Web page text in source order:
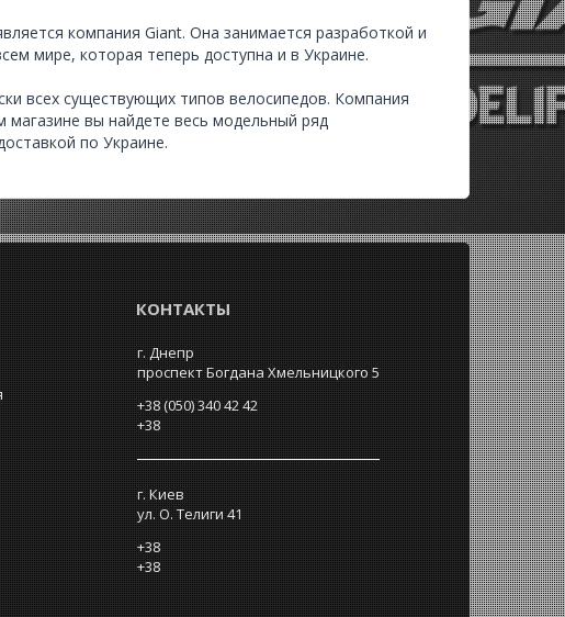
компания Giant. Она занимается разработкой и
мире, которая теперь доступна и в Украине.
всех существующих типов велосипедов. Компания
вы найдете весь модельный ряд
по Украине.
КОНТАКТЫ
г. Днепр
проспект Богдана Хмельницкого 5
+38 (050) 340 42 42
+38
г. Киев
ул. О. Телиги 41
+38
+38